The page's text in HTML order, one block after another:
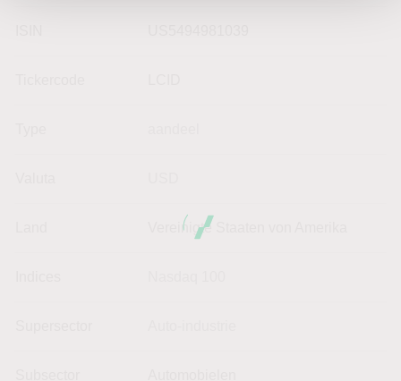
Vereinigte Staaten von Amerika